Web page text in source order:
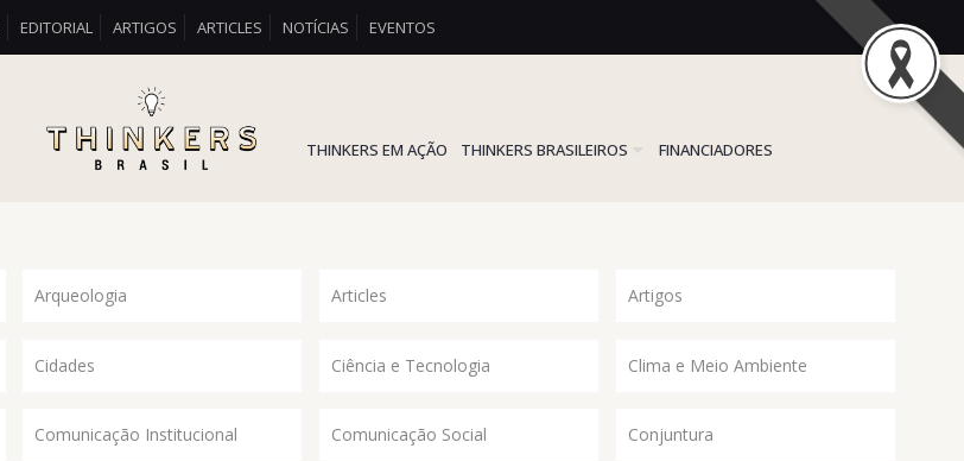
EDITORIAL ARTIGOS ARTICLES NOTÍCIAS EVENTOS
THINKERS EM AÇÃO THINKERS BRASILEIROS FINANCIADORES
Arqueologia Articles Artigos
Cidades Ciência e Tecnologia Clima e Meio Ambiente
Comunicação Institucional Comunicação Social Conjuntura